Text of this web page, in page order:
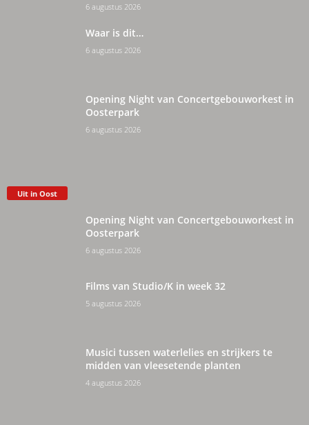
6 augustus 2026
Waar is dit…
6 augustus 2026
Opening Night van Concertgebouworkest in
Oosterpark
6 augustus 2026
Uit in Oost
Opening Night van Concertgebouworkest in
Oosterpark
6 augustus 2026
Films van Studio/K in week 32
5 augustus 2026
Musici tussen waterlelies en strijkers te
midden van vleesetende planten
4 augustus 2026